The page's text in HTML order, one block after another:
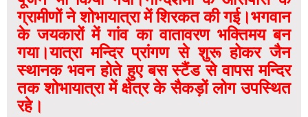
ग्रामीणों ने शोभायात्रा में शिरकत की गई।भगवान
के जयकारों में गांव का वातावरण भक्तिमय बन
गया।यात्रा मन्दिर प्रांगण से शुरू होकर जैन
स्थानक भवन होते हुए बस स्टैंड से वापस मन्दिर
तक शोभायात्रा में क्षेत्र के सैकड़ों लोग उपस्थित
रहे।